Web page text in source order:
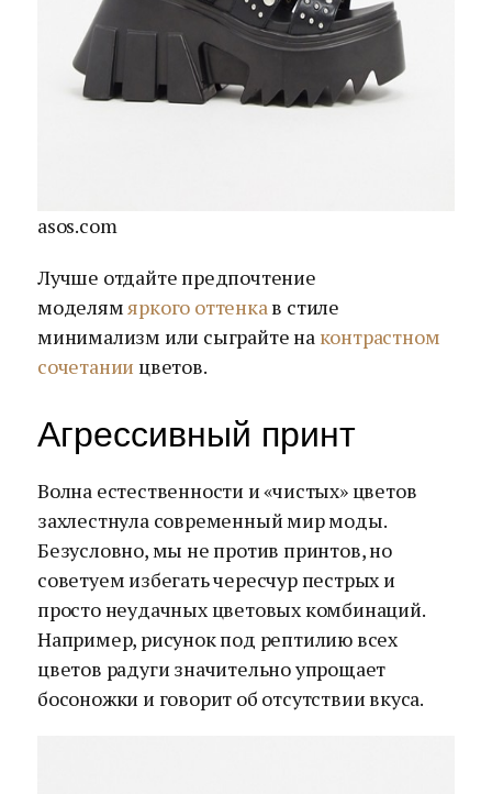
asos.com
Лучше отдайте предпочтение
моделямяркого оттенкав стиле
минимализм или сыграйте на контрастном
сочетании цветов.
Агрессивный принт
Волна естественности и «чистых» цветов
захлестнула современный мир моды.
Безусловно, мы не против принтов, но
советуем избегать чересчур пестрых и
просто неудачных цветовых комбинаций.
Например, рисунок под рептилию всех
цветов радуги значительно упрощает
босоножки и говорит об отсутствии вкуса.